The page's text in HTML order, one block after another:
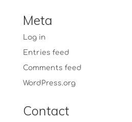
Meta
Log in
Entries feed
Comments feed
WordPress.org
Contact